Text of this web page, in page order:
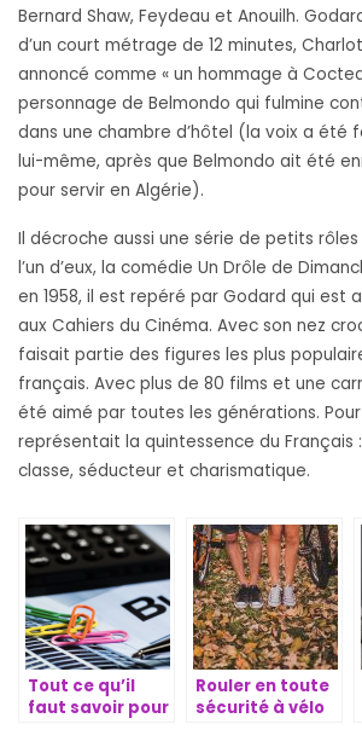
Bernard Shaw, Feydeau et Anouilh.
d’un court métrage de 12 minutes,
annoncé comme « un hommage à
personnage de Belmondo qui fulmine
dans une chambre d’hôtel (la voix a été
lui-même, après que Belmondo ait été
pour servir en Algérie).
Il décroche aussi une série de petits
l’un d’eux, la comédie Un Drôle de
en 1958, il est repéré par Godard qui est
aux Cahiers du Cinéma. Avec son nez
faisait partie des figures les plus
français. Avec plus de 80 films et une
été aimé par toutes les générations.
représentait la quintessence du Français
classe, séducteur et charismatique.
Tout ce qu’il
faut savoir pour
Rouler en toute
sécurité à vélo